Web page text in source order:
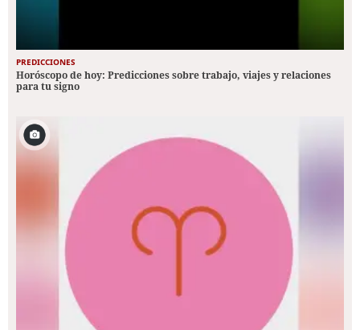
PREDICCIONES
Horóscopo de hoy: Predicciones sobre trabajo, viajes y relaciones
para tu signo